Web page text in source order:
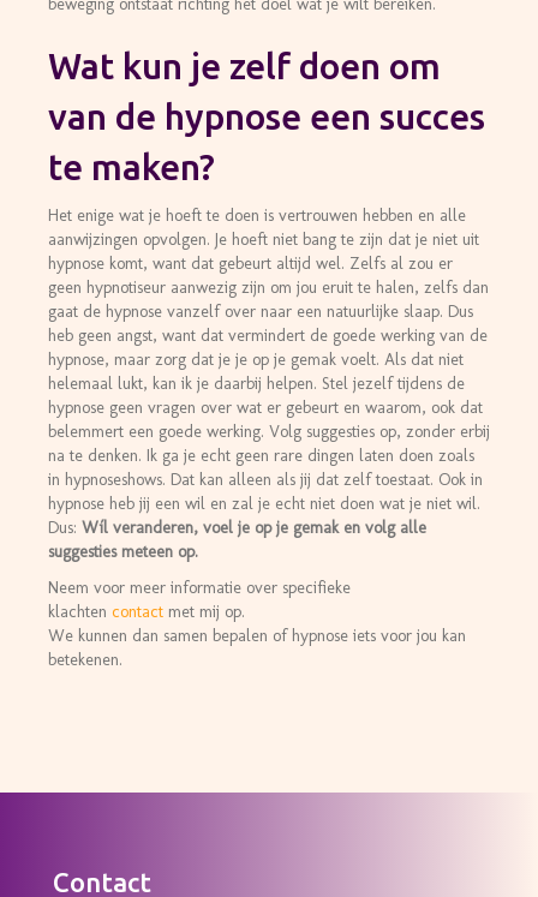
beweging ontstaat richting het doel wat je wilt bereiken.
Wat kun je zelf doen om
van de hypnose een succes
te maken?
Het enige wat je hoeft te doen is vertrouwen hebben en alle
aanwijzingen opvolgen. Je hoeft niet bang te zijn dat je niet uit
hypnose komt, want dat gebeurt altijd wel. Zelfs al zou er
geen hypnotiseur aanwezig zijn om jou eruit te halen, zelfs dan
gaat de hypnose vanzelf over naar een natuurlijke slaap. Dus
heb geen angst, want dat vermindert de goede werking van de
hypnose, maar zorg dat je je op je gemak voelt. Als dat niet
helemaal lukt, kan ik je daarbij helpen. Stel jezelf tijdens de
hypnose geen vragen over wat er gebeurt en waarom, ook dat
belemmert een goede werking. Volg suggesties op, zonder erbij
na te denken. Ik ga je echt geen rare dingen laten doen zoals
in hypnoseshows. Dat kan alleen als jij dat zelf toestaat. Ook in
hypnose heb jij een wil en zal je echt niet doen wat je niet wil.
Dus: Wíl veranderen, voel je op je gemak en volg alle
suggesties meteen op.
Neem voor meer informatie over specifieke
klachten contact met mij op.
We kunnen dan samen bepalen of hypnose iets voor jou kan
betekenen.
Contact